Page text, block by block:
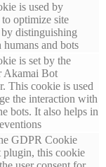
is used by
optimize site
distinguishing
humans and bots
is set by the
Akamai Bot
This cookie is used
the interaction with
bots. It also helps in
GDPR Cookie
plugin, this cookie